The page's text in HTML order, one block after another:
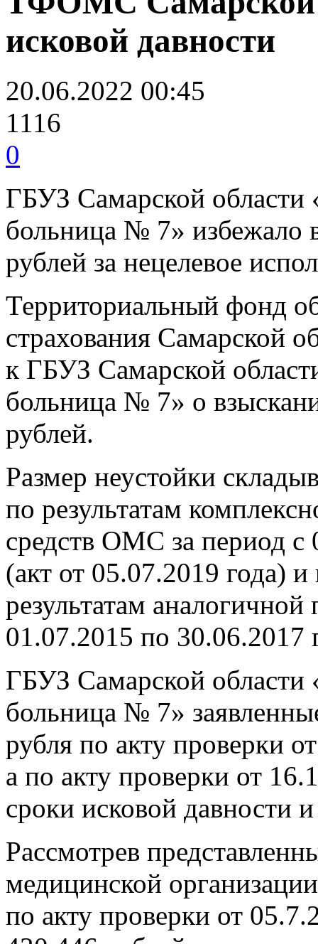
исковой давности
20.06.2022 00:45
1116
0
ГБУЗ Самарской области
больница № 7» избежало
рублей за нецелевое
Территориальный фонд
страхования Самарской
к ГБУЗ Самарской
больница № 7» о
рублей.
Размер неустойки
по результатам
средств ОМС за период с
(акт от 05.07.2019 года)
результатам
01.07.2015 по 30.06.2017
ГБУЗ Самарской области
больница № 7»
рубля по акту проверки
а по акту проверки от
сроки исковой давности
Рассмотрев
медицинской
по акту проверки от